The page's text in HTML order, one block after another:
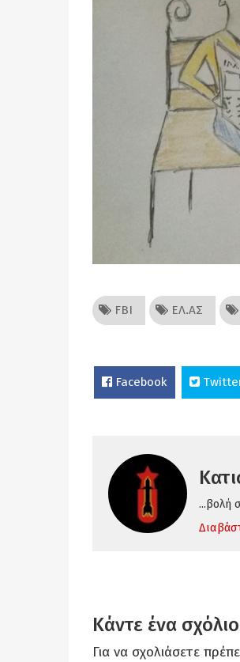
FBI ΕΛ.ΑΣ
Facebook
...βολή
Κάντε ένα
Για να σχολιάσετε